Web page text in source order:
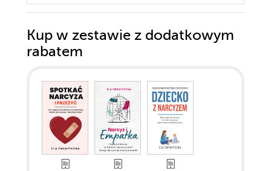
Kup w zestawie z dodatkowym
rabatem